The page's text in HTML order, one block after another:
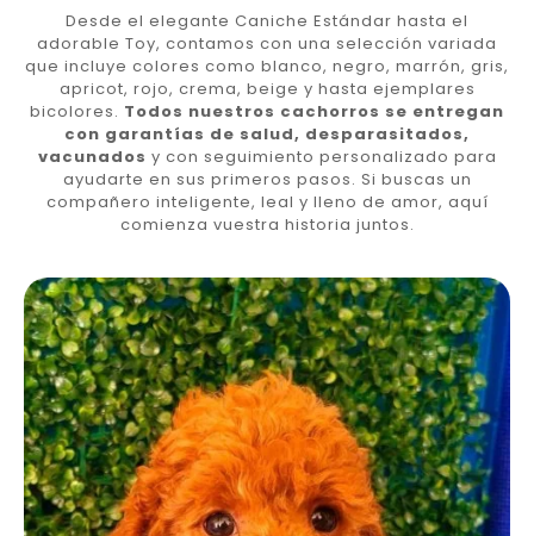
Desde el elegante Caniche Estándar hasta el
adorable Toy, contamos con una selección variada
que incluye colores como blanco, negro, marrón, gris,
apricot, rojo, crema, beige y hasta ejemplares
bicolores. Todos nuestros cachorros se entregan
con garantías de salud, desparasitados,
vacunados y con seguimiento personalizado para
ayudarte en sus primeros pasos. Si buscas un
compañero inteligente, leal y lleno de amor, aquí
comienza vuestra historia juntos.